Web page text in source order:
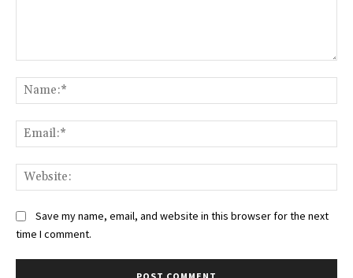
Save my name, email, and website in this browser for the next
time I comment.